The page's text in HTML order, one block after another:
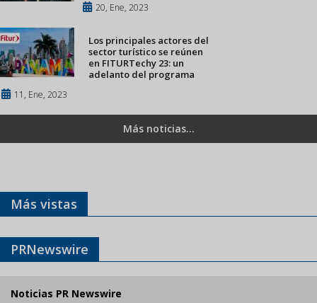
20, Ene, 2023
Los principales actores del
sector turístico se reúnen
en FITURTechy 23: un
adelanto del programa
11, Ene, 2023
Más noticias...
Más vistas
PRNewswire
Noticias PR Newswire